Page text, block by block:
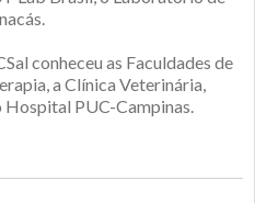
conheceu as Faculdades de
a Clínica Veterinária,
PUC-Campinas.